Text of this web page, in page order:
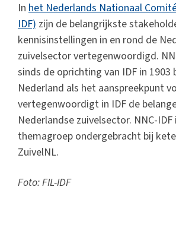
In het Nederlands Nationaal
IDF) zijn de belangrijkste
kennisinstellingen in en rond de
zuivelsector vertegenwoordigd.
sinds de oprichting van IDF in 1903
Nederland als het aanspreekpunt
vertegenwoordigt in IDF de
Nederlandse zuivelsector. NNC-IDF
themagroep ondergebracht bij
ZuivelNL.
Foto: FIL-IDF